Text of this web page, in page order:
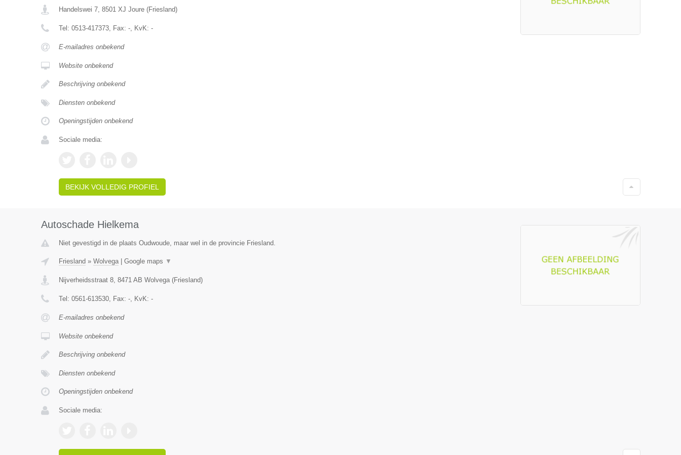
Handelswei 7, 8501 XJ Joure(Friesland)
Tel: 0513-417373, Fax: -, KvK: -
E-mailadres onbekend
Website onbekend
Beschrijving onbekend
Diensten onbekend
Openingstijden onbekend
Sociale media:
BEKIJK VOLLEDIG PROFIEL
Autoschade Hielkema
Niet gevestigd in de plaats Oudwoude, maar wel in de provincie Friesland.
Friesland » Wolvega| Google maps ▼
Nijverheidsstraat 8, 8471 AB Wolvega(Friesland)
Tel: 0561-613530, Fax: -, KvK: -
E-mailadres onbekend
Website onbekend
Beschrijving onbekend
Diensten onbekend
Openingstijden onbekend
Sociale media: